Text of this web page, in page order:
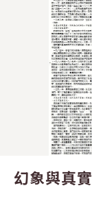
幻象與真